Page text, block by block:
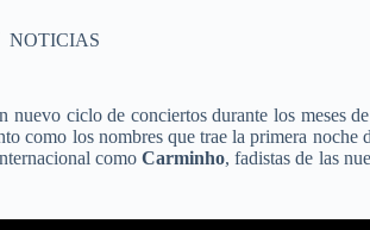
NOTICIAS
nuevo ciclo de conciertos durante los meses
como los nombres que trae la primera noche
como Carminho, fadistas de las